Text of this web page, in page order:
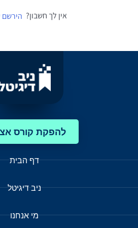
אין לך חשבון? הירשם
להפקת קורס
דף הבית
ניב דיגיטל
מי אנחנו